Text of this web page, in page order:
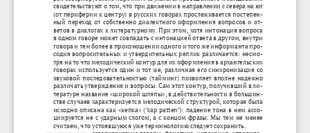
свидетельствуют о том, что при движении в направлении с севера на юг
(от периферии к центру) в русских говорах прослеживается постепен-
ный переход от собственно диалектного оформления вопросов и от-
ветов в диалогах к литературному. При этом хотя интонация вопроса
в одном говоре может совпадать с интонацией ответа в другом, внутри
говора и тем более в произношении одного и того же информанта про-
содия вопросительных и утвердительных реплик различается: несмо-
тря на то что мелодический контур для их оформленияв архангельских
говорах используется один и тот же, различная его синхронизация со
звуковой последовательностью
  (
тайминг) позволяет вполне надежно
различатьутверждения и вопросы. Сам этот контур, получивший в ли-
тературе название «широкой шляпы», в действительности в большин-
стве случаев характеризуется мелодической структурой, которая была
исходно описана как
  «
кепка»  (‘cap  patten’): падение тона в нем ассо-
циируется не с ударным слогом, а с концом фразы. Мы тем не менее
считаем , что устоявшуюся уже терминологию следует сохранить